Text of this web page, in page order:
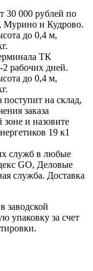
30 000 рублей по
Мурино и Кудрово.
до 0,4 м,
ТК
рабочих дней.
до 0,4 м,
поступит на склад,
заказа
зоне и назовите
19 к1
служб в любые
GO, Деловые
служба. Доставка
заводской
упаковку за счет